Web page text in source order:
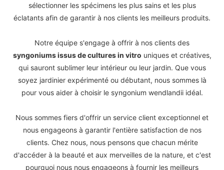
sélectionner les spécimens les plus sains et les plus
éclatants afin de garantir à nos clients les meilleurs produits.
Notre équipe s'engage à offrir à nos clients des
syngoniums issus de cultures in vitro uniques et créatives,
qui sauront sublimer leur intérieur ou leur jardin. Que vous
soyez jardinier expérimenté ou débutant, nous sommes là
pour vous aider à choisir le syngonium wendlandii idéal.
Nous sommes fiers d'offrir un service client exceptionnel et
nous engageons à garantir l'entière satisfaction de nos
clients. Chez nous, nous pensons que chacun mérite
d'accéder à la beauté et aux merveilles de la nature, et c'est
pourquoi nous nous engageons à fournir les meilleurs